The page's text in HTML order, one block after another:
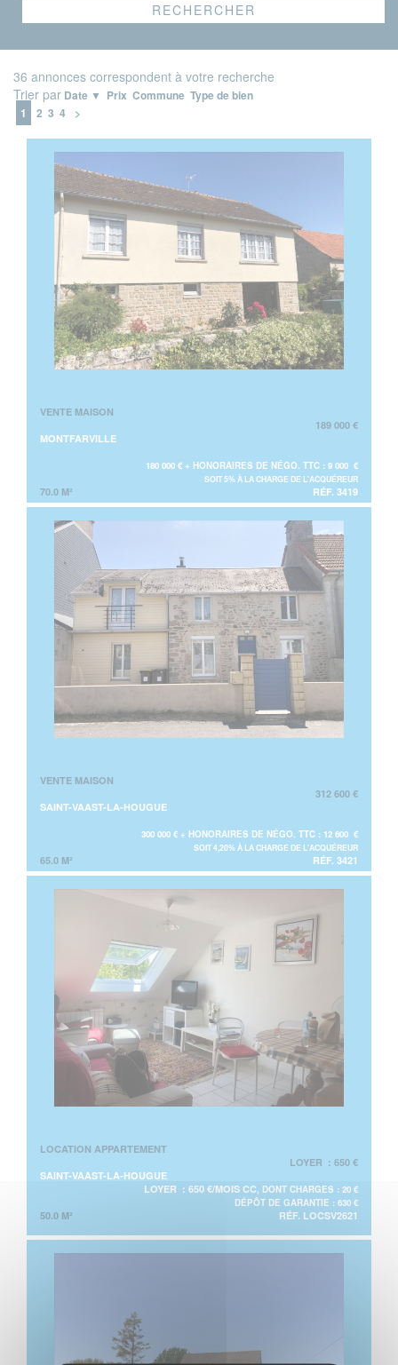
36 annonces correspondent à votre recherche
Trier par Date ▼ Prix Commune Type de bien
1
2 3 4 >
VENTE MAISON
189 000 €
MONTFARVILLE
180 000 € + HONORAIRES DE NÉGO. TTC : 9 000 €
SOIT 5% À LA CHARGE DE L'ACQUÉREUR
70.0 M² RÉF. 3419
VENTE MAISON
312 600 €
SAINT-VAAST-LA-HOUGUE
300 000 € + HONORAIRES DE NÉGO. TTC : 12 600 €
SOIT 4,20% À LA CHARGE DE L'ACQUÉREUR
65.0 M² RÉF. 3421
LOCATION APPARTEMENT
LOYER : 650 €
SAINT-VAAST-LA-HOUGUE
LOYER : 650 €/MOIS CC, DONT CHARGES : 20 €
DÉPÔT DE GARANTIE : 630 €
50.0 M² RÉF. LOCSV2621